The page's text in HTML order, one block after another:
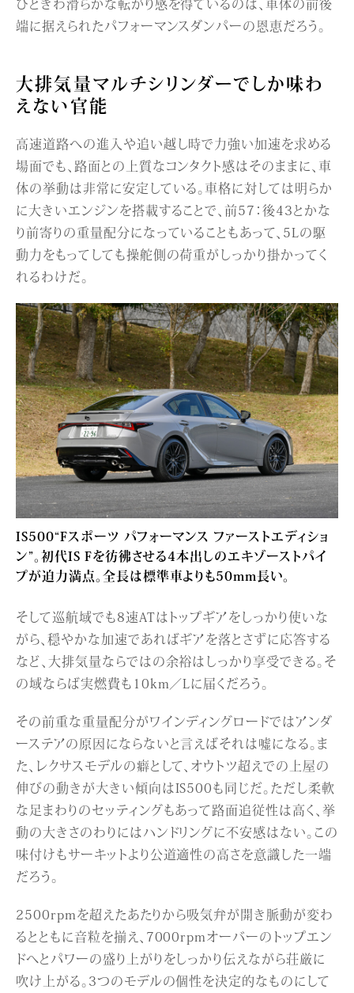
端に据えられたパフォーマンスダンパーの恩恵だろう。
大排気量マルチシリンダーでしか味わ
えない官能
高速道路への進入や追い越し時で力強い加速を求める
場面でも、路面との上質なコンタクト感はそのままに、車
体の挙動は非常に安定している。車格に対しては明らか
に大きいエンジンを搭載することで、前57：後43とかな
り前寄りの重量配分になっていることもあって、5Lの駆
動力をもってしても操舵側の荷重がしっかり掛かってく
れるわけだ。
IS500“Fスポーツ パフォーマンス ファーストエディショ
ン”。初代IS Fを彷彿させる4本出しのエキゾーストパイ
プが迫力満点。全長は標準車よりも50mm長い。
そして巡航域でも8速ATはトップギアをしっかり使いな
がら、穏やかな加速であればギアを落とさずに応答する
など、大排気量ならではの余裕はしっかり享受できる。そ
の域ならば実燃費も10km／Lに届くだろう。
その前重な重量配分がワインディングロードではアンダ
ーステアの原因にならないと言えばそれは嘘になる。ま
た、レクサスモデルの癖として、オウトツ超えでの上屋の
伸びの動きが大きい傾向はIS500も同じだ。ただし柔軟
な足まわりのセッティングもあって路面追従性は高く、挙
動の大きさのわりにはハンドリングに不安感はない。この
味付けもサーキットより公道適性の高さを意識した一端
だろう。
2500rpmを超えたあたりから吸気弁が開き脈動が変わ
るとともに音粒を揃え、7000rpmオーバーのトップエン
ドへとパワーの盛り上がりをしっかり伝えながら荘厳に
吹け上がる。3つのモデルの個性を決定的なものにして